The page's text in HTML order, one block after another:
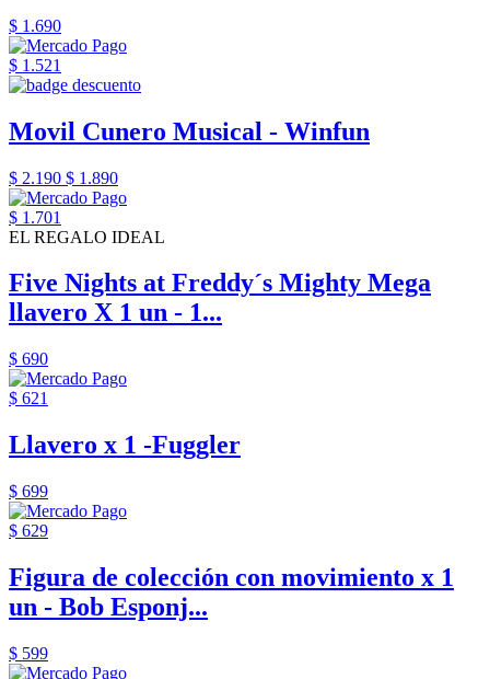
$ 1.690
$ 1.521
Movil Cunero Musical - Winfun
$ 2.190 $ 1.890
$ 1.701
EL REGALO IDEAL
Five Nights at Freddy´s Mighty Mega
llavero X 1 un - 1...
$ 690
$ 621
Llavero x 1 -Fuggler
$ 699
$ 629
Figura de colección con movimiento x 1
un - Bob Esponj...
$ 599